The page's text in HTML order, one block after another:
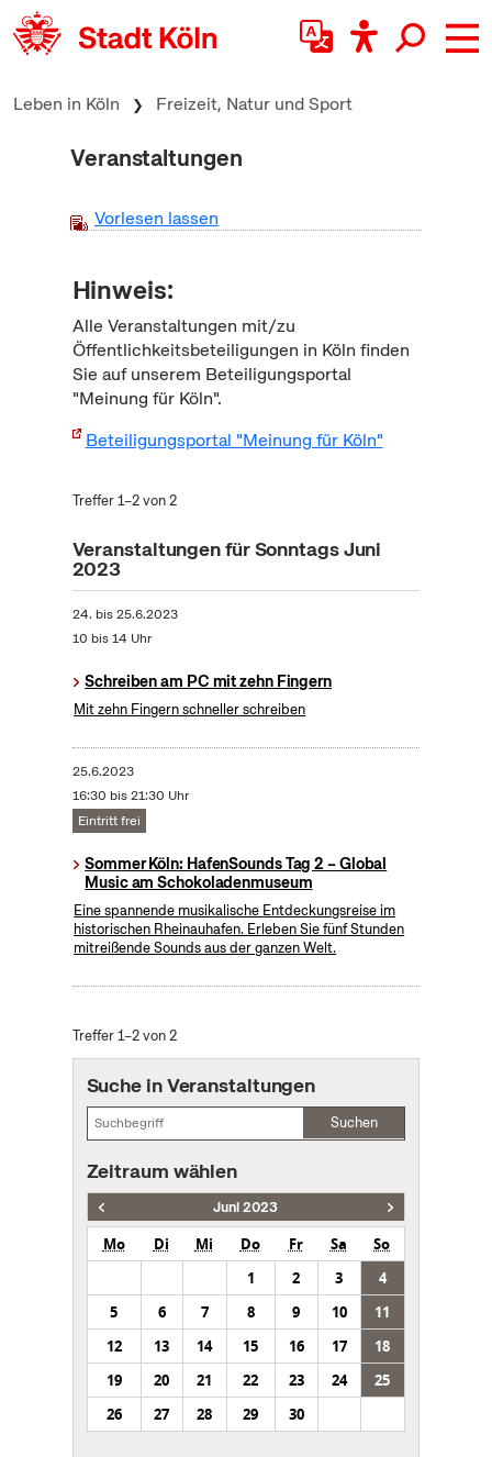
zum Inhalt springen
Leben in Köln Freizeit, Natur und Sport
Veranstaltungen
Vorlesen lassen
Hinweis:
Alle Veranstaltungen mit/zu
Öffentlichkeitsbeteiligungen in Köln finden
Sie auf unserem Beteiligungsportal
"Meinung für Köln".
Beteiligungsportal "Meinung für Köln"
Treffer 1–2 von 2
Veranstaltungen für Sonntags Juni
2023
24. bis25.6.2023
10 bis 14 Uhr
Schreiben am PC mit zehn Fingern
Mit zehn Fingern schneller schreiben
25.6.2023
16:30 bis 21:30 Uhr
Eintritt frei
Sommer Köln: HafenSounds Tag 2 – Global
Music am Schokoladenmuseum
Eine spannende musikalische Entdeckungsreise im
historischen Rheinauhafen. Erleben Sie fünf Stunden
mitreißende Sounds aus der ganzen Welt.
Treffer 1–2 von 2
Suche in Veranstaltungen
Suchen
Zeitraum wählen
Juni 2023
Mo Di Mi Do Fr Sa
So
1
2 3
4
5
6 7 8 9 10
11
12
13 14 15 16 17
18
19
20 21 22 23 24
25
26
27 28 29 30